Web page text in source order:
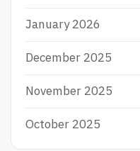
January 2026
December 2025
November 2025
October 2025